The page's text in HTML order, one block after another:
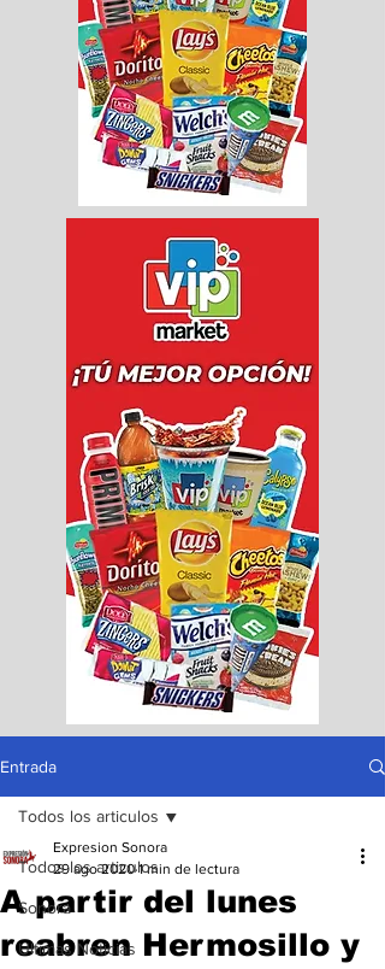
Entrada
Todos los articulos
Sonora
Ultimas Noticias
Todos los articulos
A partir del lunes
reabren Hermosillo y
Expresion Sonora
29 ago 2020 1 min de lectura